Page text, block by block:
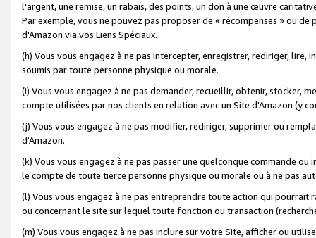
l'argent, une remise, un rabais, des points, un don à une œuvre
Par exemple, vous ne pouvez pas proposer de « récompenses » ou
d'Amazon via vos Liens Spéciaux.
(h) Vous vous engagez à ne pas intercepter, enregistrer, rediriger,
soumis par toute personne physique ou morale.
(i) Vous vous engagez à ne pas demander, recueillir, obtenir, stocker,
compte utilisées par nos clients en relation avec un Site d'Amazon (y
(j) Vous vous engagez à ne pas modifier, rediriger, supprimer ou
d'Amazon.
(k) Vous vous engagez à ne pas passer une quelconque commande
le compte de toute tierce personne physique ou morale ou à ne pas
(l) Vous vous engagez à ne pas entreprendre toute action qui
ou concernant le site sur lequel toute fonction ou transaction
(m) Vous vous engagez à ne pas inclure sur votre Site, afficher ou